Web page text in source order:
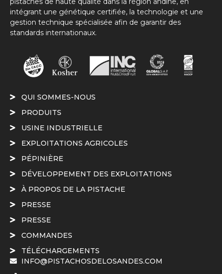
intégrant une génétique certifiée, la technologie et une
gestion technique spécialisée afin de garantir des
standards internationaux.
QUI SOMMES-NOUS
PRODUITS
USINE INDUSTRIELLE
EXPLOITATIONS AGRICOLES
PÉPINIÈRE
DÉVELOPPEMENT DES EXPLOITATIONS
À PROPOS DE LA PISTACHE
PRESSE
PRESSE
COMMANDES
TÉLÉCHARGEMENTS
INFO@PISTACHOSDELOSANDES.COM